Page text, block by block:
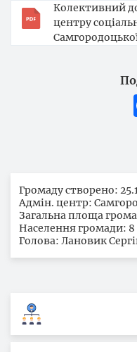
Колективний
центру
Громаду створено:
Адмін. центр:
Загальна площа
Населення громади: 8
Голова: Лановик